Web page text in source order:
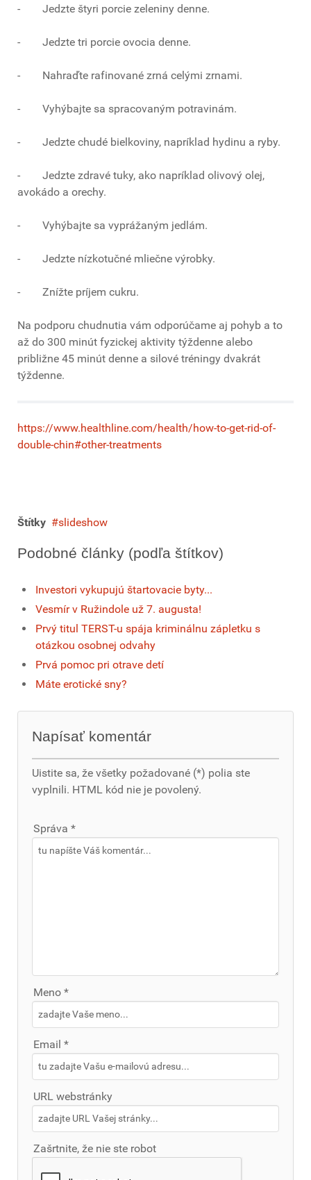
- Jedzte štyri porcie zeleniny denne.
- Jedzte tri porcie ovocia denne.
- Nahraďte rafinované zrná celými zrnami.
- Vyhýbajte sa spracovaným potravinám.
- Jedzte chudé bielkoviny, napríklad hydinu a ryby.
- Jedzte zdravé tuky, ako napríklad olivový olej,
avokádo a orechy.
- Vyhýbajte sa vyprážaným jedlám.
- Jedzte nízkotučné mliečne výrobky.
- Znížte príjem cukru.
Na podporu chudnutia vám odporúčame aj pohyb a to
až do 300 minút fyzickej aktivity týždenne alebo
približne 45 minút denne a silové tréningy dvakrát
týždenne.
https://www.healthline.com/health/how-to-get-rid-of-
double-chin#other-treatments
Štítky slideshow
Podobné články (podľa štítkov)
Investori vykupujú štartovacie byty...
Vesmír v Ružindole už 7. augusta!
Prvý titul TERST-u spája kriminálnu zápletku s
otázkou osobnej odvahy
Prvá pomoc pri otrave detí
Máte erotické sny?
Napísať komentár
Uistite sa, že všetky požadované (*) polia ste
vyplnili. HTML kód nie je povolený.
Správa *
Meno *
Email *
URL webstránky
Zašrtnite, že nie ste robot